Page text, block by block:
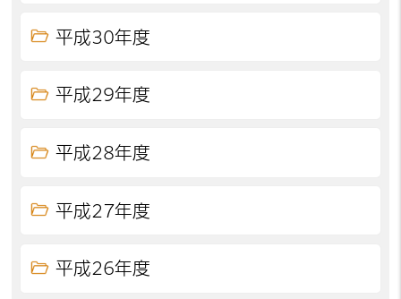
平成30年度
平成29年度
平成28年度
平成27年度
平成26年度